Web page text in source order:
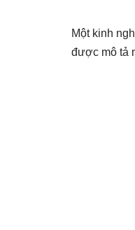
Một kinh
được mô tả